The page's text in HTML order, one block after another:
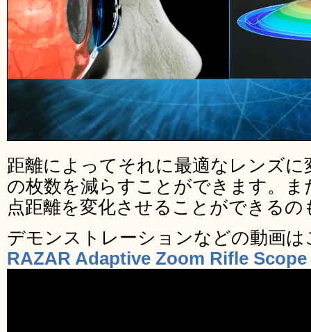
距離によってそれに最適なレンズ
の枚数を減らすことができます。
点距離を変化させることができる
デモンストレーションなどの動画は
RAZAR Adaptive Zoom Rifle Scope